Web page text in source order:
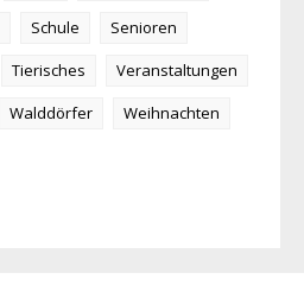
Schule
Senioren
Tierisches
Veranstaltungen
Walddörfer
Weihnachten